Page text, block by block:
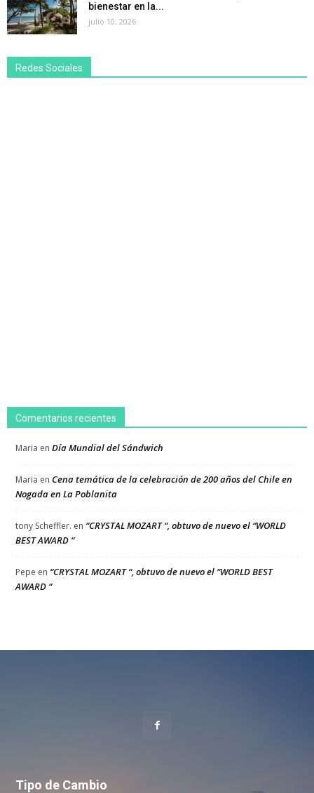
bienestar en la...
julio 10, 2026
Redes Sociales
Comentarios recientes
Maria en Día Mundial del Sándwich
Maria en Cena temática de la celebración de 200 años del Chile en
Nogada en La Poblanita
tony Scheffler. en “CRYSTAL MOZART “, obtuvo de nuevo el “WORLD
BEST AWARD “
Pepe en “CRYSTAL MOZART “, obtuvo de nuevo el “WORLD BEST
AWARD “
Tipo de Cambio